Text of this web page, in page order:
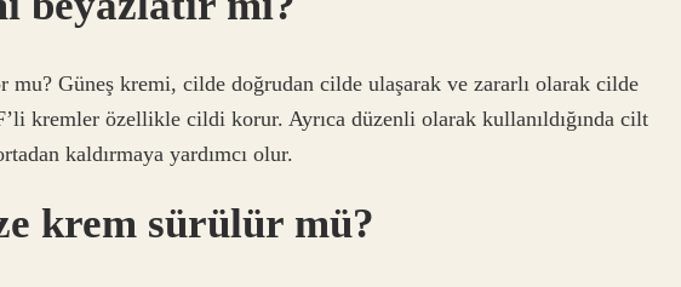
Güneş kremi, cilde doğrudan cilde ulaşarak ve zararlı olarak cilde
kremler özellikle cildi korur. Ayrıca düzenli olarak kullanıldığında cilt
kaldırmaya yardımcı olur.
krem sürülür mü?